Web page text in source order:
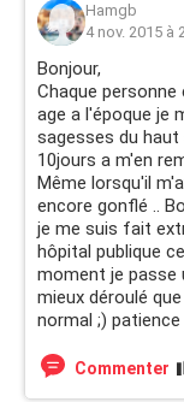
Hamgb
4 nov. 2015 à
Bonjour,
Chaque
age a l'époque je
sagesses du haut
10jours a m'en
Même lorsqu'il
encore gonflé ..
je me suis fait
hôpital publique
moment je passe
mieux déroulé
normal ;) patience
Commenter